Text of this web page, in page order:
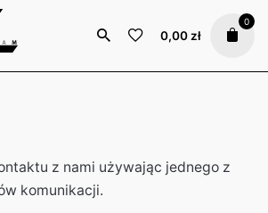
0,00 zł
0
z nami używając jednego z
komunikacji.